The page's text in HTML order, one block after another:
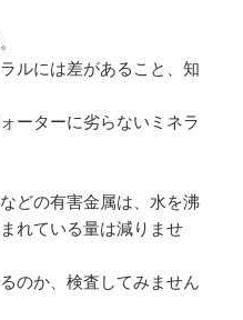
ルには差があること、知
ーターに劣らないミネラ
どの有害金属は、水を沸
れている量は減りませ
のか、検査してみません